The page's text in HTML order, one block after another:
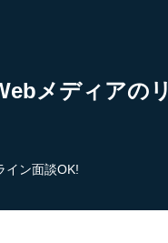
メディア
イン面談OK!